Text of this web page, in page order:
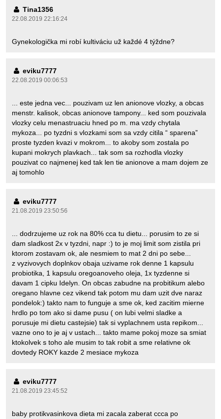
Tina1356
22.08.2019 22:16:24
Gynekologička mi robí kultiváciu už každé 4 týždne?
eviku7777
22.08.2019 00:06:53
... este jedna vec... pouzivam uz len anionove vlozky, a obcas
menstr. kalisok, obcas anionove tampony... ked som pouzivala
vlozky celu menastruaciu hned po m. ma vzdy chytala
mykoza... po tyzdni s vlozkami som sa vzdy citila “ sparena”
proste tyzden kvazi v mokrom... to akoby som zostala po
kupani mokrych plavkach... tak som sa rozhodla vlozky
pouzivat co najmenej ked tak len tie anionove a mam dojem ze
aj tomohlo
eviku7777
21.08.2019 23:50:56
... dodrzujeme uz rok na 80% cca tu dietu... porusim to ze si
dam sladkost 2x v tyzdni, napr :) to je moj limit som zistila pri
ktorom zostavam ok, ale nesmiem to mat 2 dni po sebe...
z vyzivovych doplnkov obaja uzivame rok denne 1 kapsulu
probiotika, 1 kapsulu oregoanoveho oleja, 1x tyzdenne si
davam 1 cipku Idelyn. On obcas zabudne na probitikum alebo
oregano hlavne cez vikend tak potom mu dam uzit dve naraz
pondelok:) takto nam to funguje a sme ok, ked zacitim mierne
hrdlo po tom ako si dame pusu ( on lubi velmi sladke a
porusuje mi dietu castejsie) tak si vyplachnem usta repikom...
vazne ono to je aj v ustach... takto mame pokoj moze sa smiat
ktokolvek s toho ale musim to tak robit a sme relativne ok
dovtedy ROKY kazde 2 mesiace mykoza
eviku7777
21.08.2019 23:45:52
baby protikvasinkova dieta mi zacala zaberat ccca po